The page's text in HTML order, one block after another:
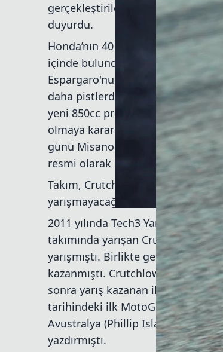
gerçekleştirileceği Mugello'da
duyurdu.
Honda’nın 40 yaşındaki emektar
içinde bulunduğu sürücü
Espargaro'nun birkaç hafta önce
daha pistlerden uzak kalacak
yeni 850cc projesine
olmaya karar vermesiyle LCR
günü Misano'da test yapan Cal
resmi olarak onaylandı.
Takım, Crutchlow'un bir sonraki
yarışmayacağı konusunda ise
2011 yılında Tech3 Yamaha ile
takımında yarışan Crutchlow,
yarışmıştı. Birlikte geçirdikleri 6
kazanmıştı. Crutchlow, 2016
sonra yarış kazanan ilk Britanyalı
tarihindeki ilk MotoGP birinciliği
Avustralya (Phillip Island) ve
yazdırmıştı.